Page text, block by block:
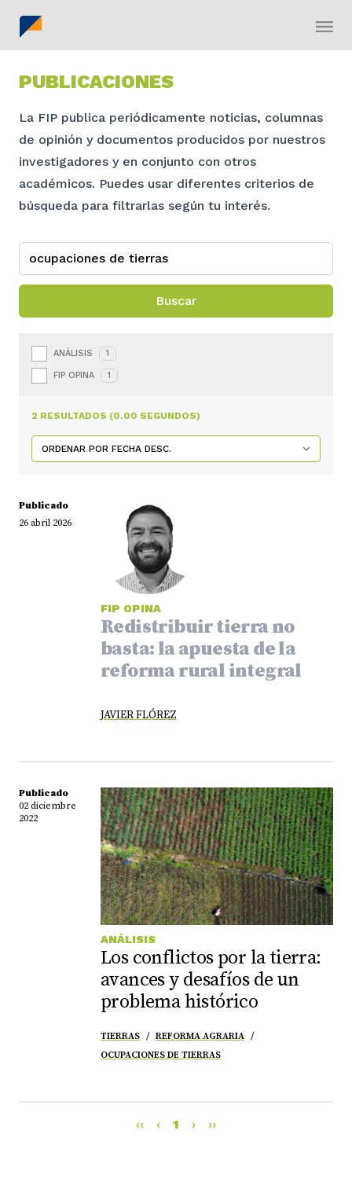
PUBLICACIONES
La FIP publica periódicamente noticias, columnas
de opinión y documentos producidos por nuestros
investigadores y en conjunto con otros
académicos. Puedes usar diferentes criterios de
búsqueda para filtrarlas según tu interés.
Buscar
ANÁLISIS 1
FIP OPINA 1
2 RESULTADOS (0.00 SEGUNDOS)
Publicado
26 abril 2026
FIP OPINA
Redistribuir tierra no
basta: la apuesta de la
reforma rural integral
JAVIER FLÓREZ
Publicado
02 diciembre
2022
ANÁLISIS
Los conflictos por la tierra:
avances y desafíos de un
problema histórico
TIERRAS
REFORMA AGRARIA
OCUPACIONES DE TIERRAS
‹‹ ‹ 1 › ››